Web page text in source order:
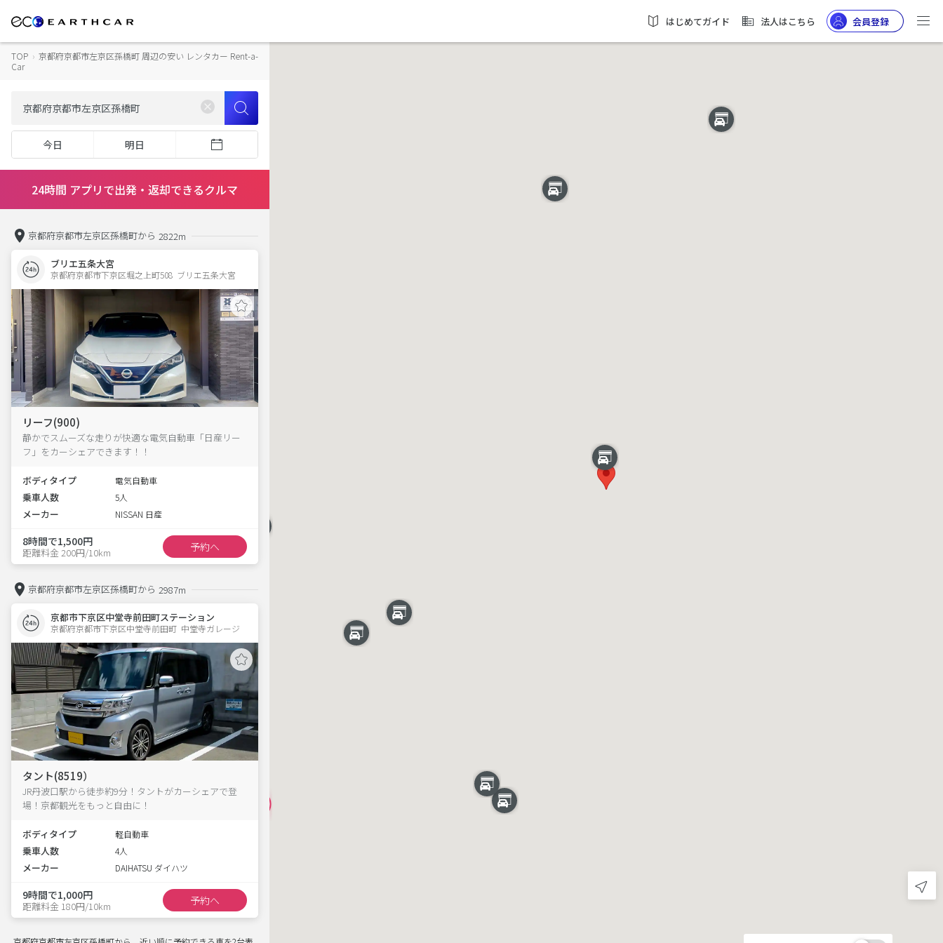
はじめてガイド 法人はこちら 会員登録
TOP › 京都府京都市左京区孫橋町 周辺の安い レンタカー Rent-a-
Car
今日 明日
24時間 アプリで出発・返却できるクルマ
京都府京都市左京区孫橋町から 2822m
ブリエ五条大宮
京都府京都市下京区堀之上町508  ブリエ五条大宮
リーフ(900)
静かでスムーズな走りが快適な電気自動車「日産リー
フ」をカーシェアできます！！
ボディタイプ 電気自動車
乗車人数 5人
メーカー NISSAN 日産
8時間で1,500円
距離料金 200円/10km 予約へ
京都府京都市左京区孫橋町から 2987m
京都市下京区中堂寺前田町ステーション
京都府京都市下京区中堂寺前田町  中堂寺ガレージ
タント(8519）
JR丹波口駅から徒歩約9分！タントがカーシェアで登
場！京都観光をもっと自由に！
ボディタイプ 軽自動車
乗車人数 4人
メーカー DAIHATSU ダイハツ
9時間で1,000円
距離料金 180円/10km 予約へ